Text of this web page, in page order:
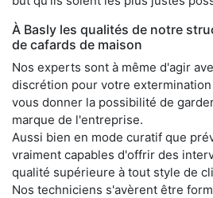
À Basly les qualités de notre
de cafards de maison
Nos experts sont à même d'agir
discrétion pour votre
vous donner la possibilité de
marque de l'entreprise.
Aussi bien en mode curatif que
vraiment capables d'offrir des
qualité supérieure à tout style de
Nos techniciens s'avèrent être